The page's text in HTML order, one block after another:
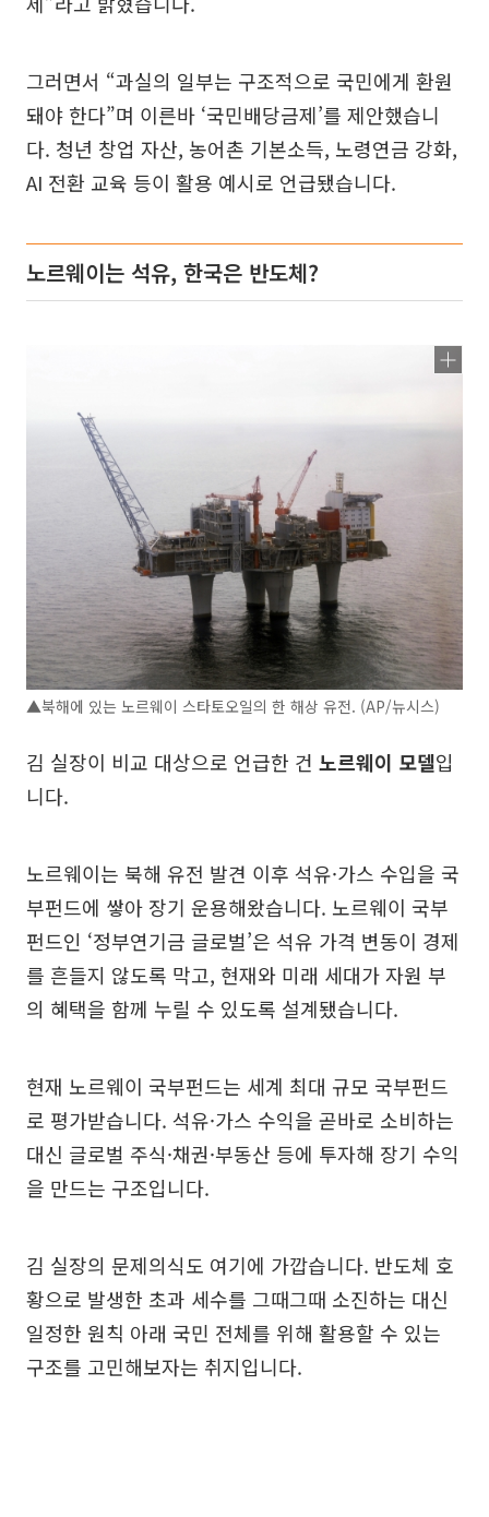
그러면서 “과실의 일부는 구조적으로 국민에게 환원
돼야 한다”며 이른바 ‘국민배당금제’를 제안했습니
다. 청년 창업 자산, 농어촌 기본소득, 노령연금 강화,
AI 전환 교육 등이 활용 예시로 언급됐습니다.
노르웨이는 석유, 한국은 반도체?
▲북해에 있는 노르웨이 스타토오일의 한 해상 유전. (AP/뉴시스)
김 실장이 비교 대상으로 언급한 건 노르웨이 모델입
니다.
노르웨이는 북해 유전 발견 이후 석유·가스 수입을 국
부펀드에 쌓아 장기 운용해왔습니다. 노르웨이 국부
펀드인 ‘정부연기금 글로벌’은 석유 가격 변동이 경제
를 흔들지 않도록 막고, 현재와 미래 세대가 자원 부
의 혜택을 함께 누릴 수 있도록 설계됐습니다.
현재 노르웨이 국부펀드는 세계 최대 규모 국부펀드
로 평가받습니다. 석유·가스 수익을 곧바로 소비하는
대신 글로벌 주식·채권·부동산 등에 투자해 장기 수익
을 만드는 구조입니다.
김 실장의 문제의식도 여기에 가깝습니다. 반도체 호
황으로 발생한 초과 세수를 그때그때 소진하는 대신
일정한 원칙 아래 국민 전체를 위해 활용할 수 있는
구조를 고민해보자는 취지입니다.